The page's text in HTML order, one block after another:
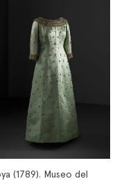
(1789). Museo del